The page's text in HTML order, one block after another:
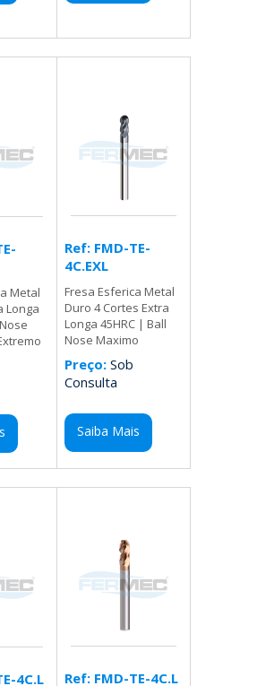
Metal
Longa
Ref: FMD-TE-
4C.EXL
Fresa Esferica Metal
Duro 4 Cortes Extra
Longa 45HRC | Ball
Nose Maximo
Preço:Sob
Consulta
Saiba Mais
4C.L Ref: FMD-TE-4C.L